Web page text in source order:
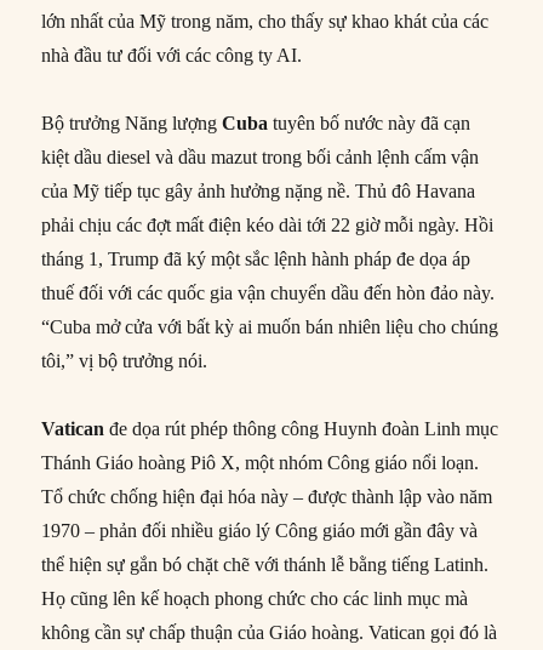
lớn nhất của Mỹ trong năm, cho thấy sự khao khát của các
nhà đầu tư đối với các công ty AI.
Bộ trưởng Năng lượngCuba tuyên bố nước này đã cạn
kiệt dầu diesel và dầu mazut trong bối cảnh lệnh cấm vận
của Mỹ tiếp tục gây ảnh hưởng nặng nề. Thủ đô Havana
phải chịu các đợt mất điện kéo dài tới 22 giờ mỗi ngày. Hồi
tháng 1, Trump đã ký một sắc lệnh hành pháp đe dọa áp
thuế đối với các quốc gia vận chuyển dầu đến hòn đảo này.
“Cuba mở cửa với bất kỳ ai muốn bán nhiên liệu cho chúng
tôi,” vị bộ trưởng nói.
Vatican đe dọa rút phép thông công Huynh đoàn Linh mục
Thánh Giáo hoàng Piô X, một nhóm Công giáo nổi loạn.
Tổ chức chống hiện đại hóa này – được thành lập vào năm
1970 – phản đối nhiều giáo lý Công giáo mới gần đây và
thể hiện sự gắn bó chặt chẽ với thánh lễ bằng tiếng Latinh.
Họ cũng lên kế hoạch phong chức cho các linh mục mà
không cần sự chấp thuận của Giáo hoàng. Vatican gọi đó là